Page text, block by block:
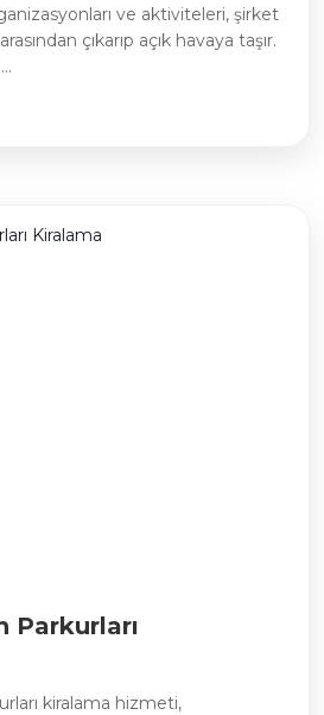
ve aktiviteleri, şirket
çıkarıp açık havaya taşır.
Parkurları
kiralama hizmeti,